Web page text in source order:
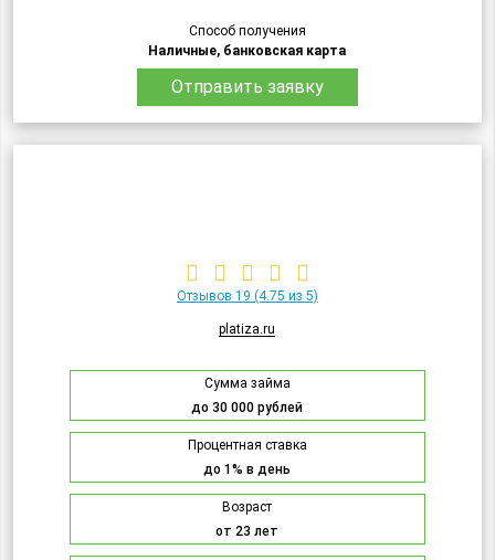
Способ получения
Наличные, банковская карта
Отправить заявку
Отзывов 19 (4.75 из 5)
platiza.ru
Сумма займа
до 30 000 рублей
Процентная ставка
до 1% в день
Возраст
от 23 лет